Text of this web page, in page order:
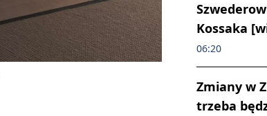
Kossaka
06:20
Zmiany w
trzeba